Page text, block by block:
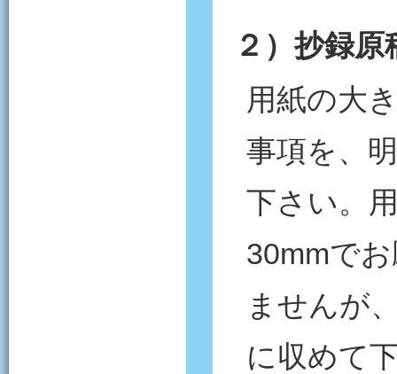
２）抄録
用紙の大
事項を、
下さい。
30mmで
ませんが
に収めて